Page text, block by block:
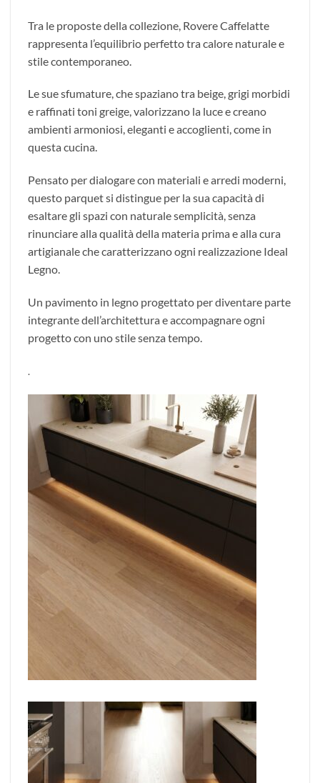
Tra le proposte della collezione, Rovere Caffelatte
rappresenta l’equilibrio perfetto tra calore naturale e
stile contemporaneo.
Le sue sfumature, che spaziano tra beige, grigi morbidi
e raffinati toni greige, valorizzano la luce e creano
ambienti armoniosi, eleganti e accoglienti, come in
questa cucina.
Pensato per dialogare con materiali e arredi moderni,
questo parquet si distingue per la sua capacità di
esaltare gli spazi con naturale semplicità, senza
rinunciare alla qualità della materia prima e alla cura
artigianale che caratterizzano ogni realizzazione Ideal
Legno.
Un pavimento in legno progettato per diventare parte
integrante dell’architettura e accompagnare ogni
progetto con uno stile senza tempo.
.